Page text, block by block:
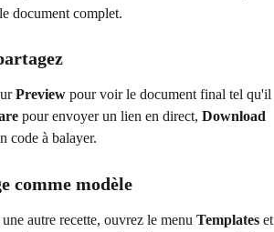
document complet.
Preview pour voir le document final tel qu'il
pour envoyer un lien en direct, Download
code à balayer.
comme modèle
autre recette, ouvrez le menu Templates et